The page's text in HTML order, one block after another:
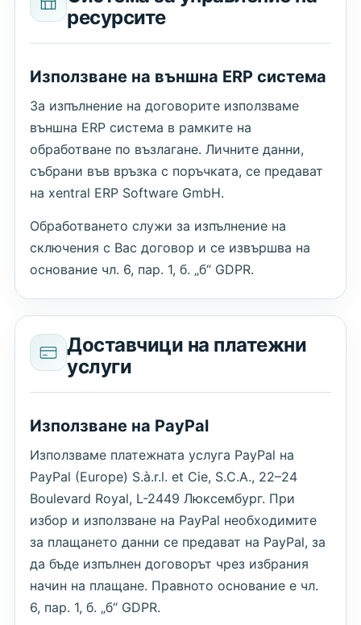
ресурсите
Използване на външна ERP система
За изпълнение на договорите използваме
външна ERP система в рамките на
обработване по възлагане. Личните данни,
събрани във връзка с поръчката, се предават
на xentral ERP Software GmbH.
Обработването служи за изпълнение на
сключения с Вас договор и се извършва на
основание чл. 6, пар. 1, б. „б“ GDPR.
Доставчици на платежни
услуги
Използване на PayPal
Използваме платежната услуга PayPal на
PayPal (Europe) S.à.r.l. et Cie, S.C.A., 22–24
Boulevard Royal, L-2449 Люксембург. При
избор и използване на PayPal необходимите
за плащането данни се предават на PayPal, за
да бъде изпълнен договорът чрез избрания
начин на плащане. Правното основание е чл.
6, пар. 1, б. „б“ GDPR.